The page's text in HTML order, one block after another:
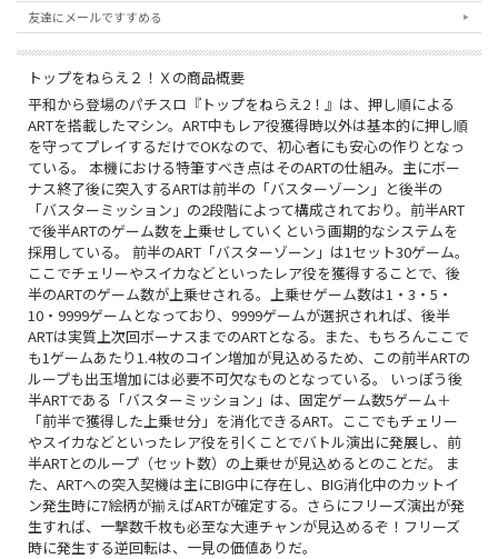
友達にメールですすめる
トップをねらえ２！Ｘの商品概要
平和から登場のパチスロ『トップをねらえ2！』は、押し順による
ARTを搭載したマシン。ART中もレア役獲得時以外は基本的に押し順
を守ってプレイするだけでOKなので、初心者にも安心の作りとなっ
ている。 本機における特筆すべき点はそのARTの仕組み。主にボー
ナス終了後に突入するARTは前半の「バスターゾーン」と後半の
「バスターミッション」の2段階によって構成されており。前半ART
で後半ARTのゲーム数を上乗せしていくという画期的なシステムを
採用している。 前半のART「バスターゾーン」は1セット30ゲーム。
ここでチェリーやスイカなどといったレア役を獲得することで、後
半のARTのゲーム数が上乗せされる。上乗せゲーム数は1・3・5・
10・9999ゲームとなっており、9999ゲームが選択されれば、後半
ARTは実質上次回ボーナスまでのARTとなる。また、もちろんここで
も1ゲームあたり1.4枚のコイン増加が見込めるため、この前半ARTの
ループも出玉増加には必要不可欠なものとなっている。 いっぽう後
半ARTである「バスターミッション」は、固定ゲーム数5ゲーム＋
「前半で獲得した上乗せ分」を消化できるART。ここでもチェリー
やスイカなどといったレア役を引くことでバトル演出に発展し、前
半ARTとのループ（セット数）の上乗せが見込めるとのことだ。 ま
た、ARTへの突入契機は主にBIG中に存在し、BIG消化中のカットイ
ン発生時に7絵柄が揃えばARTが確定する。さらにフリーズ演出が発
生すれば、一撃数千枚も必至な大連チャンが見込めるぞ！フリーズ
時に発生する逆回転は、一見の価値ありだ。